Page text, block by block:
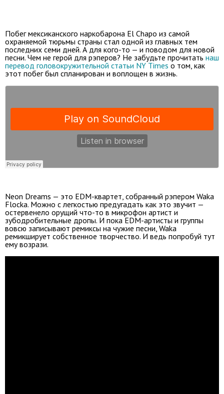
Побег мексиканского наркобарона El Chapo из самой
охраняемой тюрьмы страны стал одной из главных тем
последних семи дней. А для кого-то — и поводом для новой
песни. Чем не герой для рэперов? Не забудьте прочитать наш
перевод головокружительной статьи NY Times о том, как
этот побег был спланирован и воплощен в жизнь.
Neon Dreams — это EDM-квартет, собранный рэпером Waka
Flocka. Можно с легкостью предугадать как это звучит —
остервенело орущий что-то в микрофон артист и
зубодробительные дропы. И пока EDM-артисты и группы
вовсю записывают ремиксы на чужие песни, Waka
ремикширует собственное творчество. И ведь попробуй тут
ему возрази.